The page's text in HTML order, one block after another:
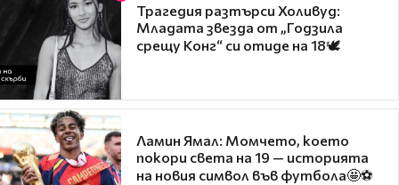
Трагедия разтърси Холивуд:
Младата звезда от „Годзила
срещу Конг“ си отиде на 18🕊️
Ламин Ямал: Момчето, което
покори света на 19 — историята
на новия символ във футбола🤩⚽